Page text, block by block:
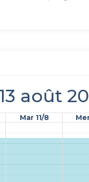
août
Mar 11/8